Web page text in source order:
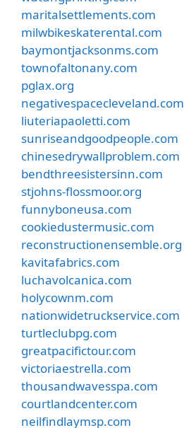
maritalsettlements.com
milwbikeskaterental.com
baymontjacksonms.com
townofaltonany.com
pglax.org
negativespacecleveland.com
liuteriapaoletti.com
sunriseandgoodpeople.com
chinesedrywallproblem.com
bendthreesistersinn.com
stjohns-flossmoor.org
funnyboneusa.com
cookiedustermusic.com
reconstructionensemble.org
kavitafabrics.com
luchavolcanica.com
holycownm.com
nationwidetruckservice.com
turtleclubpg.com
greatpacifictour.com
victoriaestrella.com
thousandwavesspa.com
courtlandcenter.com
neilfindlaymsp.com